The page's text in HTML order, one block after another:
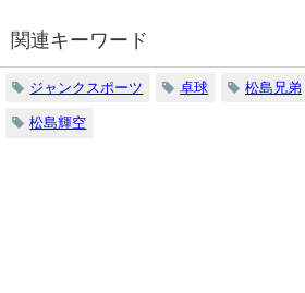
関連キーワード
ジャンクスポーツ 卓球 松島兄弟
松島輝空